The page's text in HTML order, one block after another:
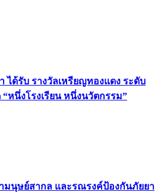
ได้รับ รางวัลเหรียญทองแดง ระดับ
หนึ่งโรงเรียน หนึ่งนวัตกรรม”
มนุษย์สากล และรณรงค์ป้องกันภัยยา